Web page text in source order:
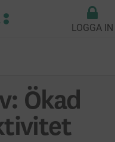
LOGGA IN
Ökad